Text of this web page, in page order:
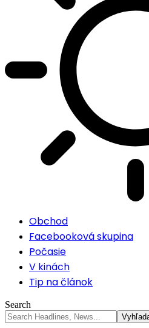
Obchod
Facebooková skupina
Počasie
V kinách
Tip na článok
Search